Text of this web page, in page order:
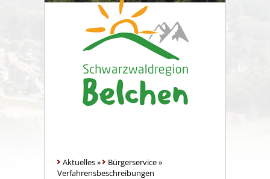
Aktuelles» Bürgerservice»
Verfahrensbeschreibungen